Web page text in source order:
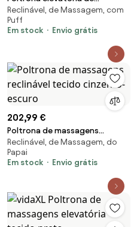
massagens tecido cinzento-
escuro
Reclinável, de Massagem, com
Puff
Em stock
Envio grátis
202,99 €
Poltrona de massagens
reclinável tecido cinzento-
escuro
Reclinável, de Massagem, do
Papai
Em stock
Envio grátis